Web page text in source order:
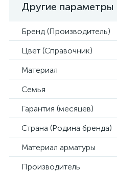
Другие параметры
Бренд (Производитель)
Цвет (Справочник)
Материал
Семья
Гарантия (месяцев)
Страна (Родина бренда)
Материал арматуры
Производитель